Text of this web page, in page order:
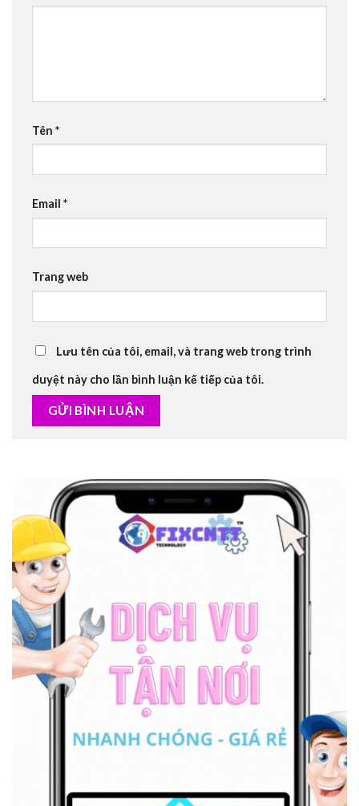
Tên *
Email *
Trang web
Lưu tên của tôi, email, và trang web trong trình
duyệt này cho lần bình luận kế tiếp của tôi.